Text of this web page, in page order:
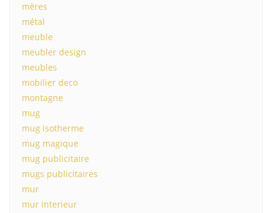
mères
métal
meuble
meubler design
meubles
mobilier deco
montagne
mug
mug isotherme
mug magique
mug publicitaire
mugs publicitaires
mur
mur interieur